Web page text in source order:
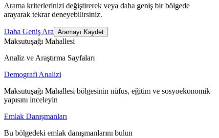
Arama kriterlerinizi değiştirerek veya daha geniş bir bölgede
arayarak tekrar deneyebilirsiniz.
Daha Geniş Ara Aramayı Kaydet
Maksutuşağı Mahallesi
Analiz ve Araştırma Sayfaları
Demografi Analizi
Maksutuşağı Mahallesi bölgesinin nüfus, eğitim ve sosyoekonomik
yapısını inceleyin
Emlak Danışmanları
Bu bölgedeki emlak danışmanlarını bulun